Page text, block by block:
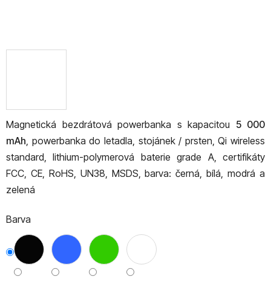
Magnetická bezdrátová powerbanka s kapacitou 5 000
mAh, powerbanka do letadla, stojánek / prsten,Qi wireless
standard, lithium-polymerová baterie grade A, certifikáty
FCC, CE, RoHS, UN38, MSDS, barva: černá, bílá, modrá a
zelená
Barva